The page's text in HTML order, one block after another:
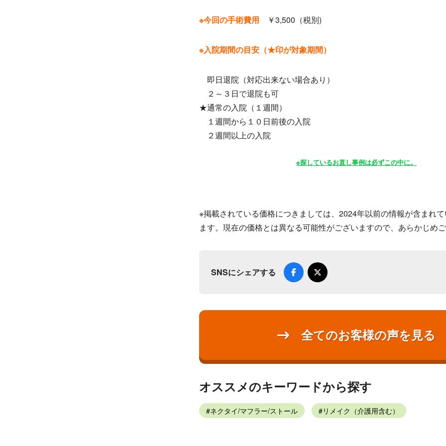
※今回の手術費用 ￥3,500（税別)
※入院期間の目安（★印が対象期間）
即日退院（対応出来ない場合あり）
２～３日で退院も可
★通常の入院（１週間）
１週間から１０日前後の入院
２週間以上の入院
※探しているお直し事例は必ずこの中に。
※掲載されている価格につきましては、2024年以前の情報が含まれ
ます。現在の価格とは異なる可能性がございますので、あらかじめご
SNSにシェアする
全てのお客様の声を見る
オススメのキーワードから探す
ネクタイ/マフラー/ストール リメイク（介護用含む）